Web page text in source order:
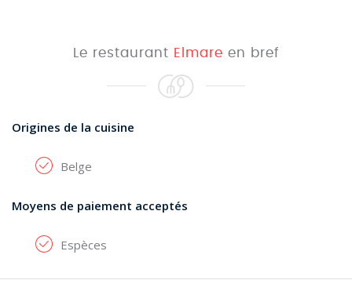
Le restaurant Elmare en bref
Origines de la cuisine
Belge
Moyens de paiement acceptés
Espèces